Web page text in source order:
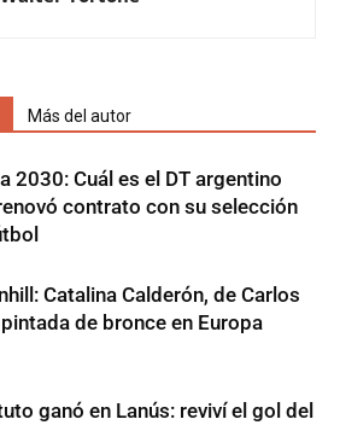
Más del autor
2030: Cuál es el DT argentino
contrato con su selección
Catalina Calderón, de Carlos
de bronce en Europa
ganó en Lanús: reviví el gol del